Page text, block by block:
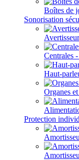
Boîtes de
Sonorisation
Centrales
Haut-
Organes
Protection